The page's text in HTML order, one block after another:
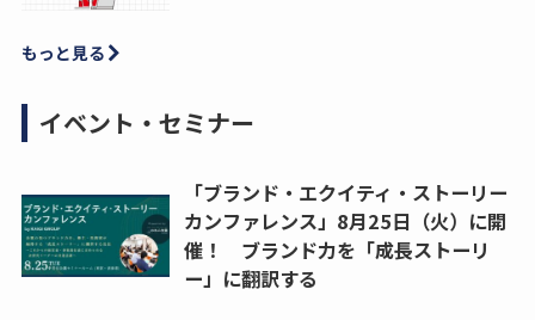
もっと見る
イベント・セミナー
「ブランド・エクイティ・ストーリー
カンファレンス」8月25日（火）に開
催！ ブランド力を「成長ストーリ
ー」に翻訳する